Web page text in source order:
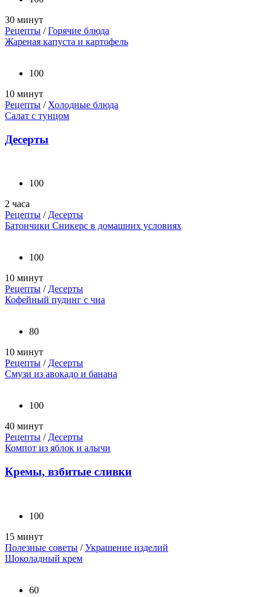
30 минут
Рецепты /Горячие блюда
Жареная капуста и картофель
100
10 минут
Рецепты / Холодные блюда
Салат с тунцом
Десерты
100
2 часа
Рецепты /Десерты
Батончики Сникерс в домашних условиях
100
10 минут
Рецепты /Десерты
Кофейный пудинг с чиа
80
10 минут
Рецепты /Десерты
Смузи из авокадо и банана
100
40 минут
Рецепты /Десерты
Компот из яблок и алычи
Кремы, взбитые сливки
100
15 минут
Полезные советы /Украшение изделий
Шоколадный крем
60